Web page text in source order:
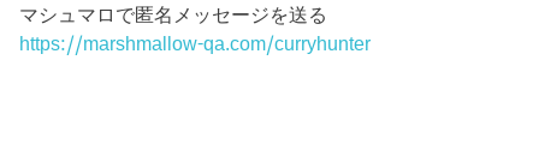
マシュマロで匿名メッセージを送る
https://marshmallow-qa.com/curryhunter